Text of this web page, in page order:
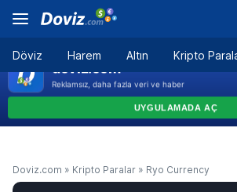
Döviz Harem Altın Kripto
Doviz.com » Kripto Paralar » Ryo Currency